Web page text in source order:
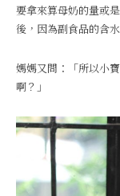
要拿來算母奶的量或
後，因為副食品的含
媽媽又問：「所以小
啊？」